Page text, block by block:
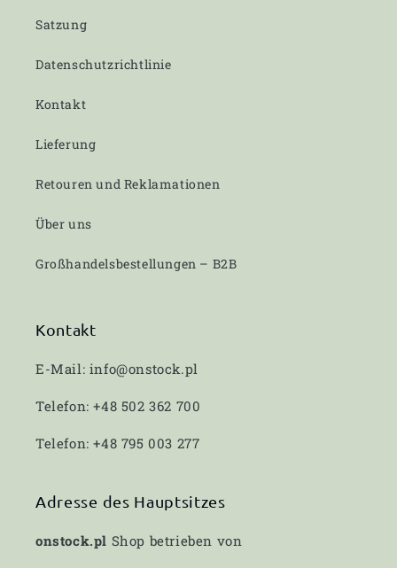
Satzung
Datenschutzrichtlinie
Kontakt
Lieferung
Retouren und Reklamationen
Über uns
Großhandelsbestellungen – B2B
Kontakt
E-Mail: info@onstock.pl
Telefon: +48 502 362 700
Telefon: +48 795 003 277
Adresse des Hauptsitzes
onstock.pl Shop betrieben von